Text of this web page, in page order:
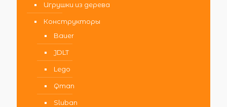
Игрушки из дерева
Конструкторы
Bauer
JDLT
Lego
Qman
Sluban